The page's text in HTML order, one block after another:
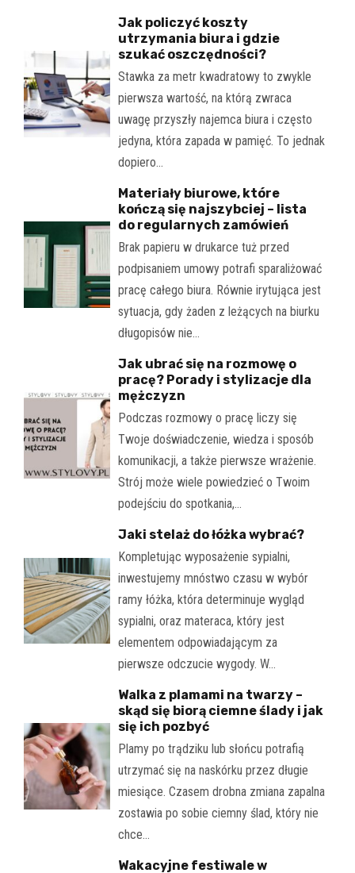
Jak policzyć koszty
utrzymania biura i gdzie
szukać oszczędności?
Stawka za metr kwadratowy to zwykle
pierwsza wartość, na którą zwraca
uwagę przyszły najemca biura i często
jedyna, która zapada w pamięć. To jednak
dopiero…
Materiały biurowe, które
kończą się najszybciej – lista
do regularnych zamówień
Brak papieru w drukarce tuż przed
podpisaniem umowy potrafi sparaliżować
pracę całego biura. Równie irytująca jest
sytuacja, gdy żaden z leżących na biurku
długopisów nie…
Jak ubrać się na rozmowę o
pracę? Porady i stylizacje dla
mężczyzn
Podczas rozmowy o pracę liczy się
Twoje doświadczenie, wiedza i sposób
komunikacji, a także pierwsze wrażenie.
Strój może wiele powiedzieć o Twoim
podejściu do spotkania,…
Jaki stelaż do łóżka wybrać?
Kompletując wyposażenie sypialni,
inwestujemy mnóstwo czasu w wybór
ramy łóżka, która determinuje wygląd
sypialni, oraz materaca, który jest
elementem odpowiadającym za
pierwsze odczucie wygody. W…
Walka z plamami na twarzy –
skąd się biorą ciemne ślady i jak
się ich pozbyć
Plamy po trądziku lub słońcu potrafią
utrzymać się na naskórku przez długie
miesiące. Czasem drobna zmiana zapalna
zostawia po sobie ciemny ślad, który nie
chce…
Wakacyjne festiwale w